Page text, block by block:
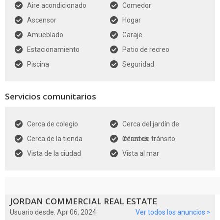
Aire acondicionado
Comedor
Ascensor
Hogar
Amueblado
Garaje
Estacionamiento
Patio de recreo
Piscina
Seguridad
Servicios comunitarios
Cerca de colegio
Cerca del jardín de
infantes
Cerca de la tienda
Cerca de tránsito
Vista de la ciudad
Vista al mar
JORDAN COMMERCIAL REAL ESTATE
Usuario desde: Apr 06, 2024 Ver todos los anuncios »